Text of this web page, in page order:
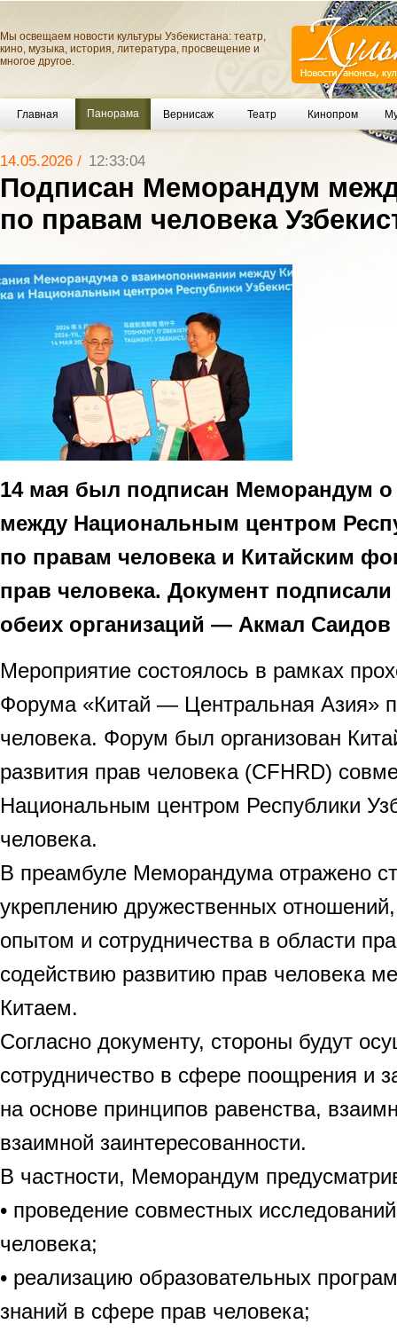
Мы освещаем новости культуры Узбекистана: театр,
кино, музыка, история, литература, просвещение и
многое другое.
Главная Панорама Вернисаж Театр Кинопром
14.05.2026 / 12:33:04
Подписан Меморандум
по правам человека
14 мая был подписан Меморандум
между Национальным центром
по правам человека и Китайским
прав человека. Документ
обеих организаций — Акмал Саидов
Мероприятие состоялось в рамках
Форума «Китай — Центральная Азия»
человека. Форум был организован
развития прав человека (CFHRD)
Национальным центром Республики
человека.
В преамбуле Меморандума отражено
укреплению дружественных
опытом и сотрудничества в области
содействию развитию прав человека
Китаем.
Согласно документу, стороны будут
сотрудничество в сфере поощрения и
на основе принципов равенства,
взаимной заинтересованности.
В частности, Меморандум
• проведение совместных
человека;
• реализацию образовательных
знаний в сфере прав человека;